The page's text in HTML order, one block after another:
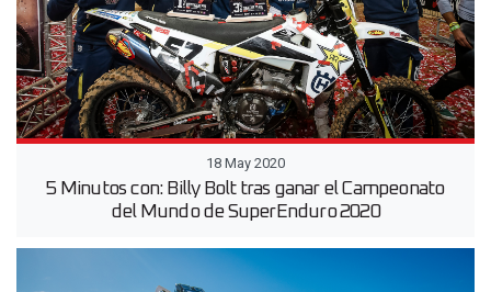
18 May 2020
5 Minutos con: Billy Bolt tras ganar el Campeonato
del Mundo de SuperEnduro 2020